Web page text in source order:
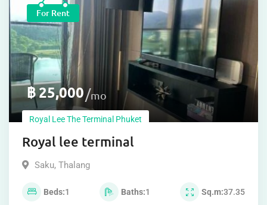
For Rent
฿25,000 mo
Royal Lee The Terminal Phuket
Royal lee terminal
Saku, Thalang
Beds 1 Baths 1 Sq.m 37.35